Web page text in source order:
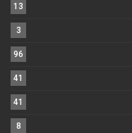
13
3
96
41
41
8